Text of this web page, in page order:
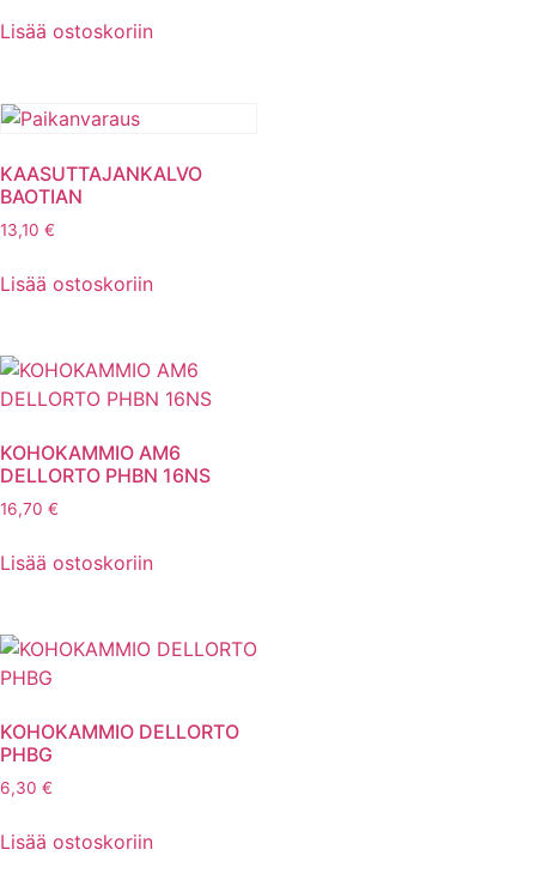
Lisää ostoskoriin
KAASUTTAJANKALVO
BAOTIAN
13,10 €
Lisää ostoskoriin
KOHOKAMMIO AM6
DELLORTO PHBN 16NS
16,70 €
Lisää ostoskoriin
KOHOKAMMIO DELLORTO
PHBG
6,30 €
Lisää ostoskoriin